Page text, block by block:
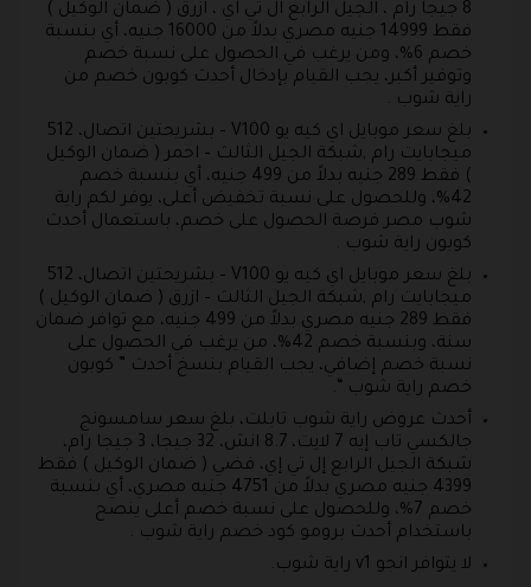
8 جيجا رام ، الجيل الرابع ال تي اي ، ازرق ( ضمان الوكيل )
فقط 14999 جنيه مصري بدلاً من 16000 جنيه، أي بنسبة
خصم 6%، ومن يرغب في الحصول على نسبة خصم
وتوفير أكبر، يجب القيام بإدخال أحدث كوبون خصم من
راية شوب .
بلغ سعر موبايل اي كيه يو V100 – بشريحتين اتصال، 512
ميجابايت رام ,شبكة الجيل الثالث – احمر ( ضمان الوكيل
) فقط 289 جنيه بدلاً من 499 جنيه، أي بنسبة خصم
42%، وللحصول على نسبة تخفيض أعلى، يوفر لكم راية
شوب مصر فرصة الحصول على خصم، باستعمال أحدث
كوبون راية شوب .
بلغ سعر موبايل اي كيه يو V100 – بشريحتين اتصال، 512
ميجابايت رام ,شبكة الجيل الثالث – ازرق ( ضمان الوكيل )
فقط 289 جنيه مصري بدلاً من 499 جنيه، مع توافر ضمان
سنة، وبنسبة خصم 42%، من يرغب في الحصول على
نسبة خصم إضافي، يجب القيام بنسخ أحدث ” كوبون
خصم راية شوب “.
أحدث عروض راية شوب تابلت، بلغ سعر سامسونج
جالكسي تاب إيه 7 لايت، 8.7 انش، 32 جيجا، 3 جيجا رام،
شبكة الجيل الرابع إل تي إي، فضي ( ضمان الوكيل ) فقط
4399 جنيه مصري بدلاً من 4751 جنيه مصري، أي بنسبة
خصم 7%، وللحصول على نسبة خصم أعلى ينصح
باستخدام أحدث برومو كود خصم راية شوب .
لا يتوافر انجو v1 راية شوب.